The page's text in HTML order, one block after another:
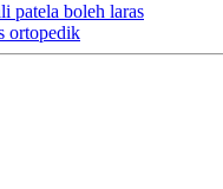
patela boleh laras
ortopedik